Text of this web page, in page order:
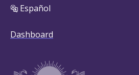
Español
Dashboard